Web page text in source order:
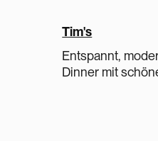
Tim's
Entspannt,
Dinner mit